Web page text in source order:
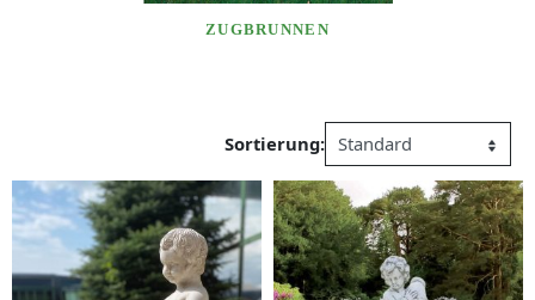
ZUGBRUNNEN
Sortierung: